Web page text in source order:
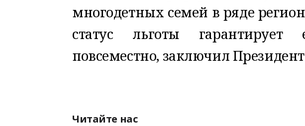
многодетных семей в ряде
статус льготы гарантирует
повсеместно, заключил
Читайте нас